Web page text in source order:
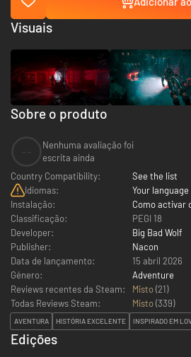
Sobre o produto
Nenhuma avaliação foi
escrita ainda
Country Compatibility:
See the list
Idiomas:
Your
Instalação:
Como activar
Classificação:
PEGI 18
Developer:
Big Bad Wolf
Publisher:
Nacon
Data de lançamento:
15 abril 2026
Género:
Adventure
Reviews recentes da Steam:
Misto(21)
Todas Reviews Steam:
Misto(339)
AVENTURA HISTÓRIA EXCELENTE INSPIRADO EM
Edições
Visuais